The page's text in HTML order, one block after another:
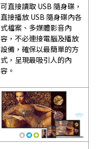
可直接讀取 USB 隨身碟，
直接播放 USB 隨身碟內各
式檔案、多媒體影音內
容，不必連接電腦及播放
設備，確保以最簡單的方
式，呈現最吸引人的內
容。